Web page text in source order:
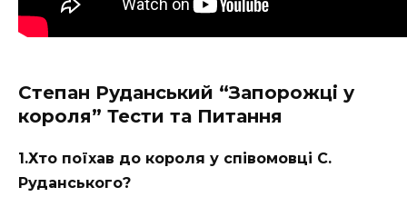
Степан Руданський “Запорожці у
короля” Тести та Питання
1.Хто поїхав до короля у співомовці С.
Руданського?